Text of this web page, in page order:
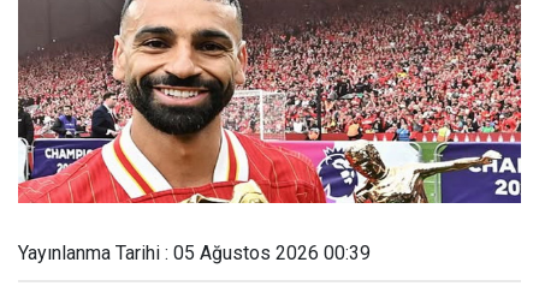
Yayınlanma Tarihi : 05 Ağustos 2026 00:39